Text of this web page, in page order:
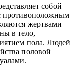
собой
противоположным
жертвами
в тело,
пола. Людей
половой